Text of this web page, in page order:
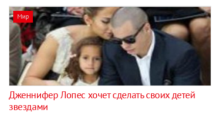
Мир
Дженнифер Лопес хочет сделать своих детей
звездами